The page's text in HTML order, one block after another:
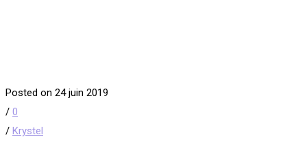
Posted on 24 juin 2019
/ 0
/ Krystel